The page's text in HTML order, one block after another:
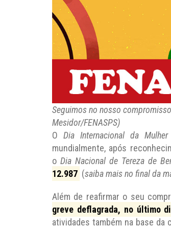
Seguimos no nosso
Mesidor/FENASPS)
ODia Internacional da
mundialmente, após
oDia Nacional de Tereza de
12.987 (saiba mais no final da
Além de reafirmar o seu
greve deflagrada, no último
atividades também na base da